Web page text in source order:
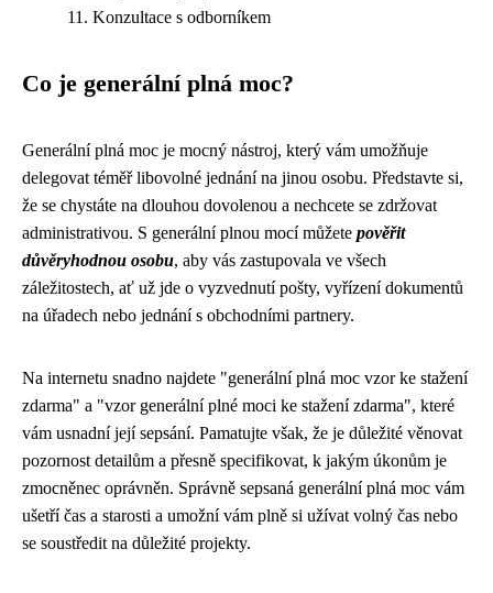
Konzultace s odborníkem
Co je generální plná moc?
Generální plná moc je mocný nástroj, který vám umožňuje
delegovat téměř libovolné jednání na jinou osobu. Představte si,
že se chystáte na dlouhou dovolenou a nechcete se zdržovat
administrativou. S generální plnou mocí můžete pověřit
důvěryhodnou osobu, aby vás zastupovala ve všech
záležitostech, ať už jde o vyzvednutí pošty, vyřízení dokumentů
na úřadech nebo jednání s obchodními partnery.
Na internetu snadno najdete "generální plná moc vzor ke stažení
zdarma" a "vzor generální plné moci ke stažení zdarma", které
vám usnadní její sepsání. Pamatujte však, že je důležité věnovat
pozornost detailům a přesně specifikovat, k jakým úkonům je
zmocněnec oprávněn. Správně sepsaná generální plná moc vám
ušetří čas a starosti a umožní vám plně si užívat volný čas nebo
se soustředit na důležité projekty.